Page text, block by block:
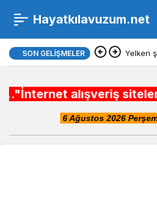
Hayatkılavuzum.net
SON GELIŞMELER Yelken
alışveriş
18 ŞEKEREVLERİ HATTI .
HAFTAİÇİ